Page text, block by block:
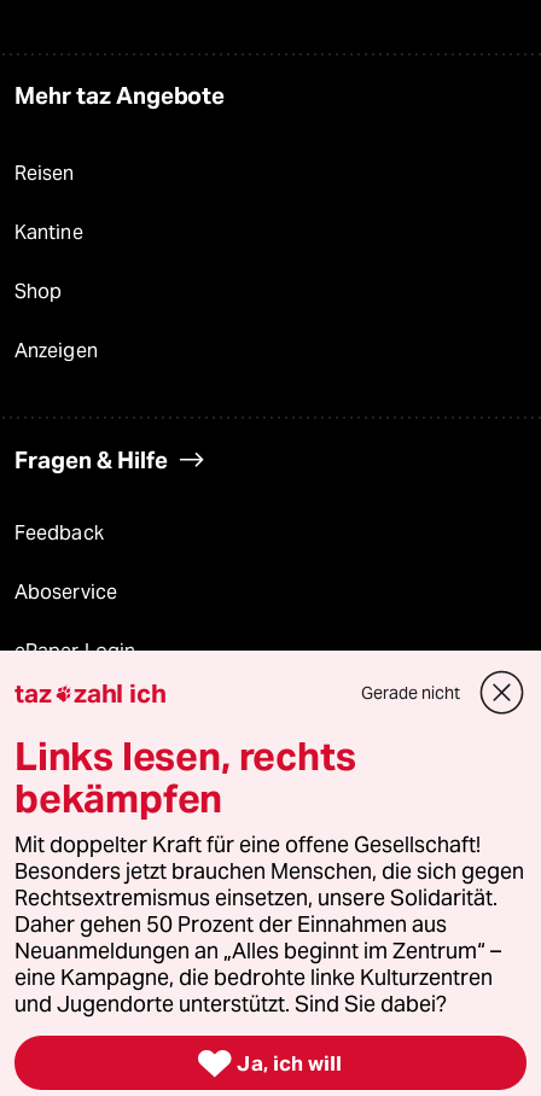
Mehr taz Angebote
Reisen
Kantine
Shop
Anzeigen
Fragen & Hilfe
Feedback
Aboservice
ePaper Login
Downloads für Abonnierende
© 2026 taz Verlags und Vertriebs GmbH
Alle Rechte vorbehalten. Bei rechtlichen Fragen oder für Genehmigungen
wenden Sie sich bitte an
lizenzen@taz.de
Feedback Redaktionsstatut Kommune-Richtlinien
Leitlinie Informant Datenschutz Impressum AGB
Seitenwende Einwilligungen widerrufen (Ads)
taz zahl ich Gerade nicht
Links lesen, rechts
bekämpfen
Mit doppelter Kraft für eine offene Gesellschaft!
Besonders jetzt brauchen Menschen, die sich gegen
Rechtsextremismus einsetzen, unsere Solidarität.
Daher gehen 50 Prozent der Einnahmen aus
Neuanmeldungen an „Alles beginnt im Zentrum“ –
eine Kampagne, die bedrohte linke Kulturzentren
und Jugendorte unterstützt. Sind Sie dabei?
 Ja, ich will